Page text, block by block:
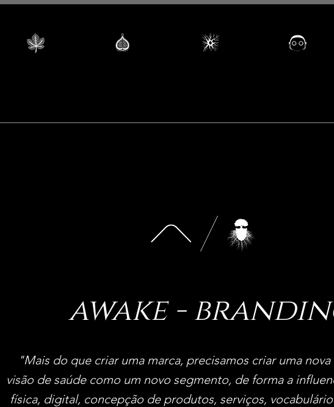
awake -
"Mais do que criar uma marca, precisamos criar uma
visão de saúde como um novo segmento, de forma a
física, digital, concepção de produtos, serviços,